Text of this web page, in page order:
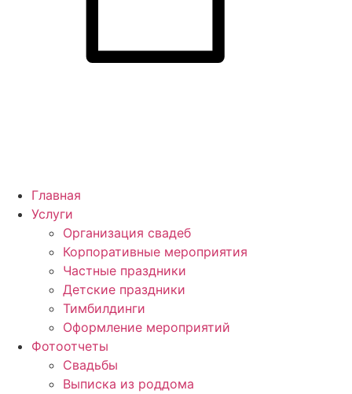
Главная
Услуги
Организация свадеб
Корпоративные мероприятия
Частные праздники
Детские праздники
Тимбилдинги
Оформление мероприятий
Фотоотчеты
Cвадьбы
Выписка из роддома